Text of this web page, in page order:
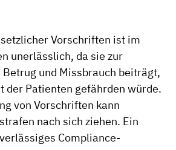
Vorschriften ist im
unerlässlich, da sie zur
und Missbrauch beiträgt,
der Patienten gefährden würde.
von Vorschriften kann
nach sich ziehen. Ein
Compliance-